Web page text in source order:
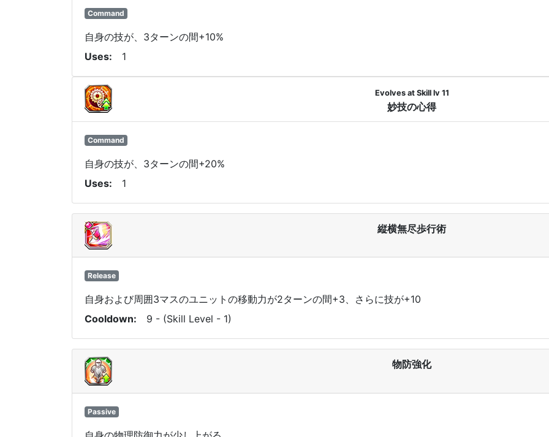
Command
自身の技が、3ターンの間+10%
Uses
1
Evolves at Skill lv 11
妙技の心得
Command
自身の技が、3ターンの間+20%
Uses
1
縦横無尽歩行術
Release
自身および周囲3マスのユニットの移動力が2ターンの間+3、さらに技が+10
Cooldown
9 - (Skill Level - 1)
物防強化
Passive